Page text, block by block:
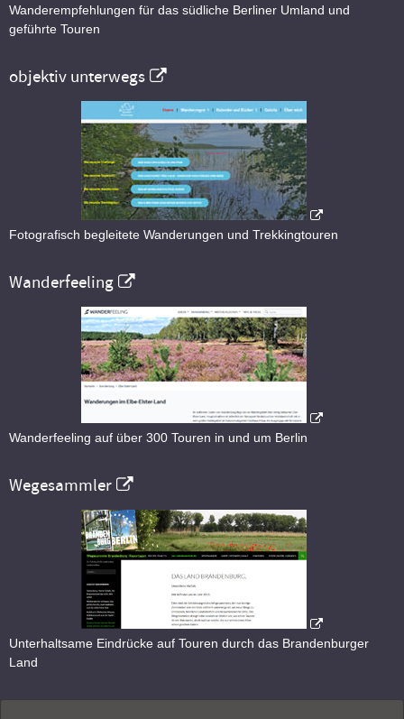
Wanderempfehlungen für das südliche Berliner Umland und
geführte Touren
objektiv unterwegs
Fotografisch begleitete Wanderungen und Trekkingtouren
Wanderfeeling
Wanderfeeling auf über 300 Touren in und um Berlin
Wegesammler
Unterhaltsame Eindrücke auf Touren durch das Brandenburger
Land